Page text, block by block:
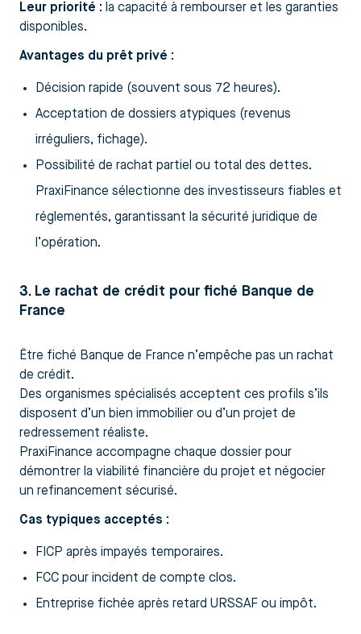
Leur priorité : la capacité à rembourser et les garanties
disponibles.
Avantages du prêt privé :
Décision rapide (souvent sous 72 heures).
Acceptation de dossiers atypiques (revenus
irréguliers, fichage).
Possibilité de rachat partiel ou total des dettes.
PraxiFinance sélectionne des investisseurs fiables et
réglementés, garantissant la sécurité juridique de
l’opération.
3. Le rachat de crédit pour fiché Banque de
France
Être fiché Banque de France n’empêche pas un rachat
de crédit.
Des organismes spécialisés acceptent ces profils s’ils
disposent d’un bien immobilier ou d’un projet de
redressement réaliste.
PraxiFinance accompagne chaque dossier pour
démontrer la viabilité financière du projet et négocier
un refinancement sécurisé.
Cas typiques acceptés :
FICP après impayés temporaires.
FCC pour incident de compte clos.
Entreprise fichée après retard URSSAF ou impôt.